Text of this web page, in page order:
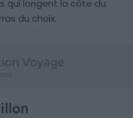
qui longent la côte du
du choix.